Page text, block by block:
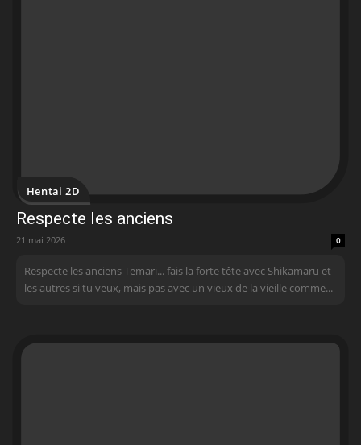
Hentai 2D
Respecte les anciens
21 mai 2026 0
Respecte les anciens Temari... fais la forte tête avec Shikamaru et
les autres si tu veux, mais pas avec un vieux de la vieille comme...